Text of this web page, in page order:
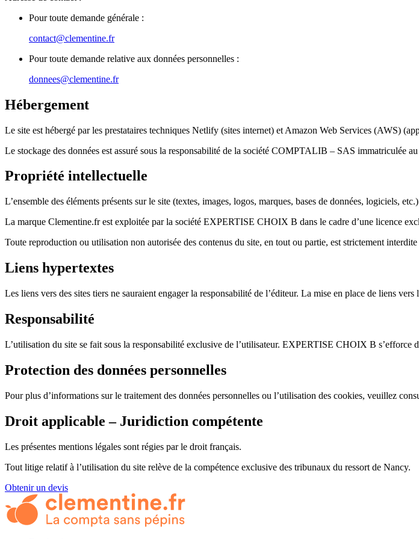
Pour toute demande générale :
contact@clementine.fr
Pour toute demande relative aux données personnelles :
donnees@clementine.fr
Hébergement
Le site est hébergé par les prestataires techniques Netlify (sites internet) et Amazon Web Services (AWS)
Le stockage des données est assuré sous la responsabilité de la société COMPTALIB – SAS immatriculée
Propriété intellectuelle
L’ensemble des éléments présents sur le site (textes, images, logos, marques, bases de données, logiciels,
La marque Clementine.fr est exploitée par la société EXPERTISE CHOIX B dans le cadre d’une licence
Toute reproduction ou utilisation non autorisée des contenus du site, en tout ou partie, est strictement
Liens hypertextes
Les liens vers des sites tiers ne sauraient engager la responsabilité de l’éditeur. La mise en place de liens
Responsabilité
L’utilisation du site se fait sous la responsabilité exclusive de l’utilisateur. EXPERTISE CHOIX B
Protection des données personnelles
Pour plus d’informations sur le traitement des données personnelles ou l’utilisation des cookies, veuillez
Droit applicable – Juridiction compétente
Les présentes mentions légales sont régies par le droit français.
Tout litige relatif à l’utilisation du site relève de la compétence exclusive des tribunaux du ressort de Nancy.
Obtenir un devis